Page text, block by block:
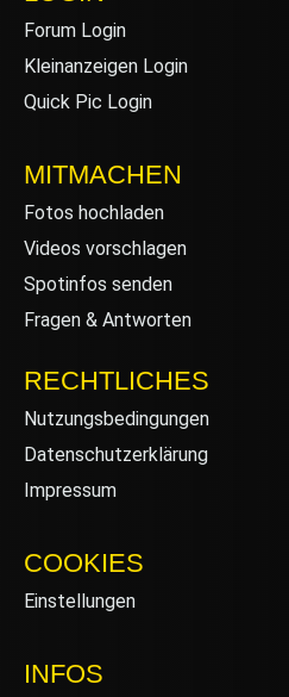
Forum Login
Kleinanzeigen Login
Quick Pic Login
MITMACHEN
Fotos hochladen
Videos vorschlagen
Spotinfos senden
Fragen & Antworten
RECHTLICHES
Nutzungsbedingungen
Datenschutzerklärung
Impressum
COOKIES
Einstellungen
INFOS